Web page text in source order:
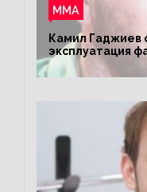
ММА
Камил Гаджиев
эксплуатация